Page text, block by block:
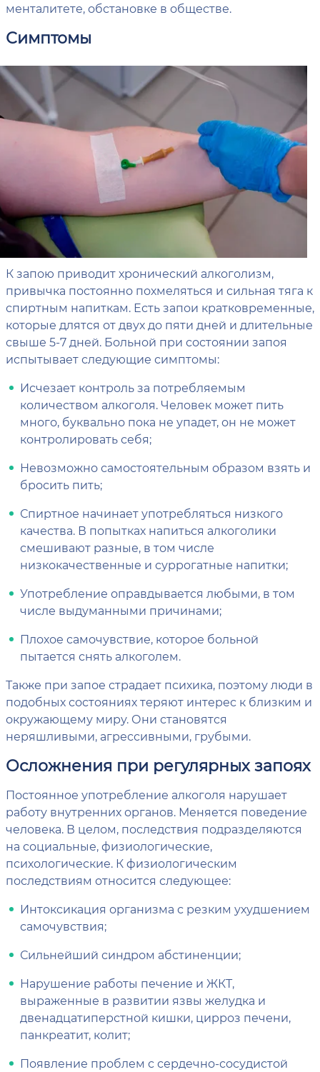
менталитете, обстановке в обществе.
Симптомы
К запою приводит хронический алкоголизм,
привычка постоянно похмеляться и сильная тяга к
спиртным напиткам. Есть запои кратковременные,
которые длятся от двух до пяти дней и длительные
свыше 5-7 дней. Больной при состоянии запоя
испытывает следующие симптомы:
Исчезает контроль за потребляемым
количеством алкоголя. Человек может пить
много, буквально пока не упадет, он не может
контролировать себя;
Невозможно самостоятельным образом взять и
бросить пить;
Спиртное начинает употребляться низкого
качества. В попытках напиться алкоголики
смешивают разные, в том числе
низкокачественные и суррогатные напитки;
Употребление оправдывается любыми, в том
числе выдуманными причинами;
Плохое самочувствие, которое больной
пытается снять алкоголем.
Также при запое страдает психика, поэтому люди в
подобных состояниях теряют интерес к близким и
окружающему миру. Они становятся
неряшливыми, агрессивными, грубыми.
Осложнения при регулярных запоях
Постоянное употребление алкоголя нарушает
работу внутренних органов. Меняется поведение
человека. В целом, последствия подразделяются
на социальные, физиологические,
психологические. К физиологическим
последствиям относится следующее:
Интоксикация организма с резким ухудшением
самочувствия;
Сильнейший синдром абстиненции;
Нарушение работы печение и ЖКТ,
выраженные в развитии язвы желудка и
двенадцатиперстной кишки, цирроз печени,
панкреатит, колит;
Появление проблем с сердечно-сосудистой